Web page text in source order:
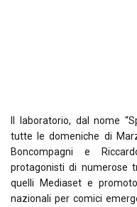
Il laboratorio, dal nome
tutte le domeniche di
Boncompagni e
protagonisti di numerose
quelli Mediaset e
nazionali per comici